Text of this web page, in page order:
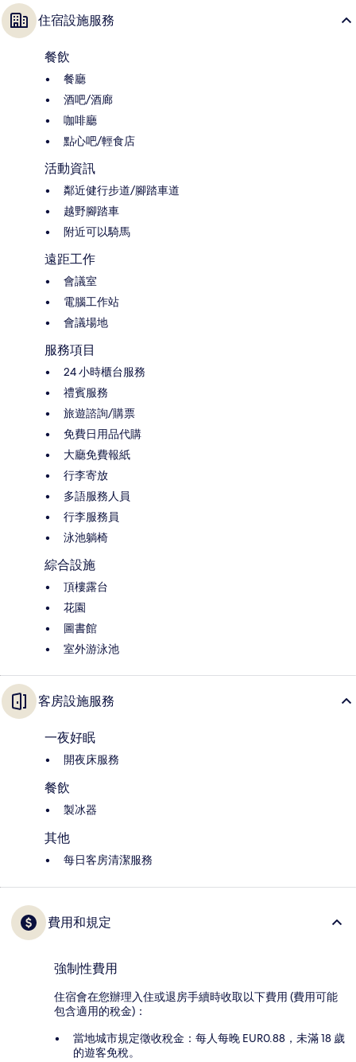
住宿設施服務
餐飲
餐廳
酒吧/酒廊
咖啡廳
點心吧/輕食店
活動資訊
鄰近健行步道/腳踏車道
越野腳踏車
附近可以騎馬
遠距工作
會議室
電腦工作站
會議場地
服務項目
24 小時櫃台服務
禮賓服務
旅遊諮詢/購票
免費日用品代購
大廳免費報紙
行李寄放
多語服務人員
行李服務員
泳池躺椅
綜合設施
頂樓露台
花園
圖書館
室外游泳池
客房設施服務
一夜好眠
開夜床服務
餐飲
製冰器
其他
每日客房清潔服務
費用和規定
強制性費用
住宿會在您辦理入住或退房手續時收取以下費用 (費用可能
包含適用的稅金)：
當地城市規定徵收稅金：每人每晚 EUR0.88，未滿 18 歲
的遊客免稅。